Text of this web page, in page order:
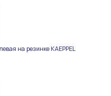
на резинке KAEPPEL